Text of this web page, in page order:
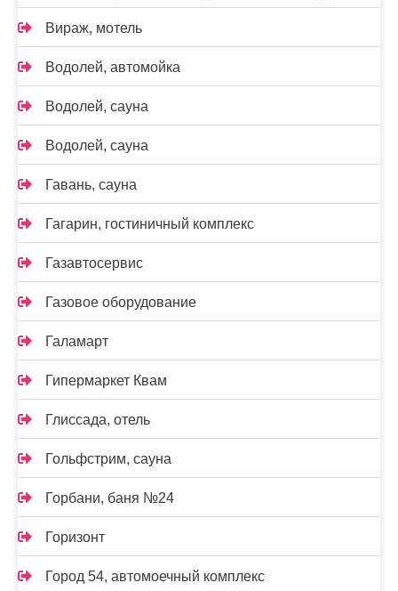
Вираж, мотель
Водолей, автомойка
Водолей, сауна
Водолей, сауна
Гавань, сауна
Гагарин, гостиничный комплекс
Газавтосервис
Газовое оборудование
Галамарт
Гипермаркет Квам
Глиссада, отель
Гольфстрим, сауна
Горбани, баня №24
Горизонт
Город 54, автомоечный комплекс